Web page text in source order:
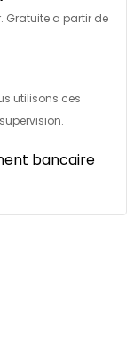
Gratuite a partir de
utilisons ces